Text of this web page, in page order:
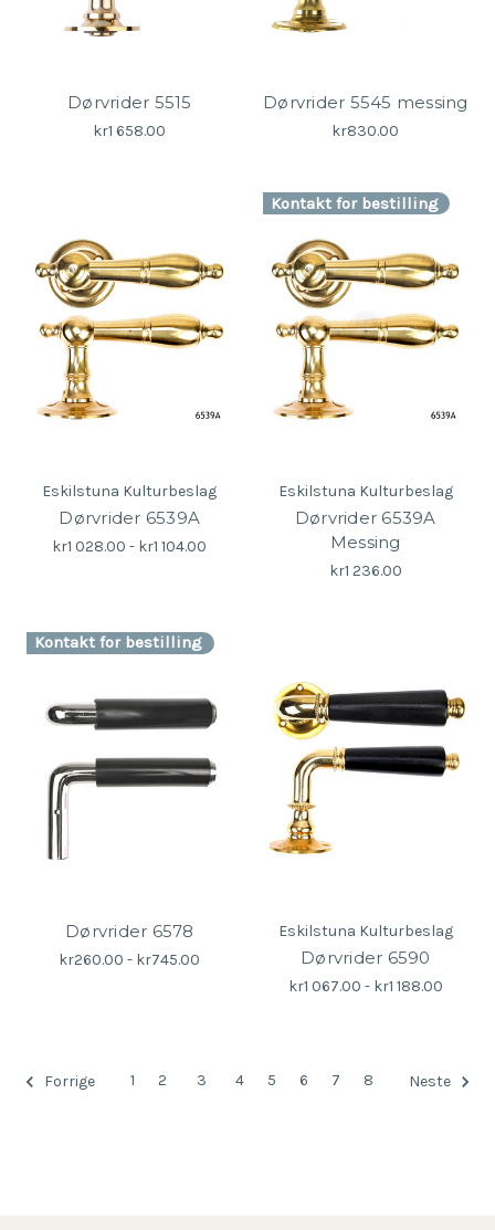
Dørvrider 5515
kr1 658.00
Dørvrider 5545 messing
kr830.00
Eskilstuna Kulturbeslag
Dørvrider 6539A
kr1 028.00 - kr1 104.00
Kontakt for bestilling
Eskilstuna Kulturbeslag
Dørvrider 6539A
Messing
kr1 236.00
Kontakt for bestilling
Dørvrider 6578
kr260.00 - kr745.00
Eskilstuna Kulturbeslag
Dørvrider 6590
kr1 067.00 - kr1 188.00
Forrige 1 2 3 4 5 6 7 8 Neste